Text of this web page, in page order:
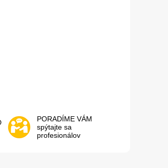
PORADÍME VÁM
spýtajte sa
profesionálov